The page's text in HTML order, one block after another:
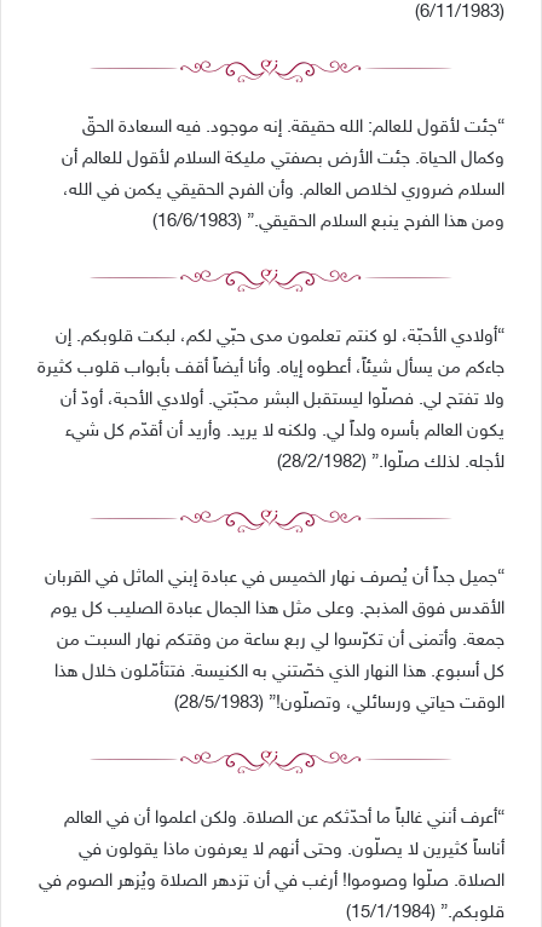
(6/11/1983)
“جئت لأقول للعالم: الله حقيقة. إنه موجود. فيه السعادة الحقّ
وكمال الحياة. جئت الأرض بصفتي مليكة السلام لأقول للعالم أن
السلام ضروري لخلاص العالم. وأن الفرح الحقيقي يكمن في الله،
ومن هذا الفرح ينبع السلام الحقيقي.” (16/6/1983)
“أولادي الأحبّة، لو كنتم تعلمون مدى حبّي لكم، لبكت قلوبكم. إن
جاءكم من يسأل شيئاً، أعطوه إياه. وأنا أيضاً أقف بأبواب قلوب كثيرة
ولا تفتح لي. فصلّوا ليستقبل البشر محبّتي. أولادي الأحبة، أودّ أن
يكون العالم بأسره ولداً لي. ولكنه لا يريد. وأريد أن أقدّم كل شيء
لأجله. لذلك صلّوا.” (28/2/1982)
“جميل جداً أن يُصرف نهار الخميس في عبادة إبني الماثل في القربان
الأقدس فوق المذبح. وعلى مثل هذا الجمال عبادة الصليب كل يوم
جمعة. وأتمنى أن تكرّسوا لي ربع ساعة من وقتكم نهار السبت من
كل أسبوع. هذا النهار الذي خصّتني به الكنيسة. فتتأمّلون خلال هذا
الوقت حياتي ورسائلي، وتصلّون!” (28/5/1983)
“أعرف أنني غالباً ما أحدّثكم عن الصلاة. ولكن اعلموا أن في العالم
أناساً كثيرين لا يصلّون. وحتى أنهم لا يعرفون ماذا يقولون في
الصلاة. صلّوا وصوموا! أرغب في أن تزدهر الصلاة ويُزهر الصوم في
قلوبكم.” (15/1/1984)